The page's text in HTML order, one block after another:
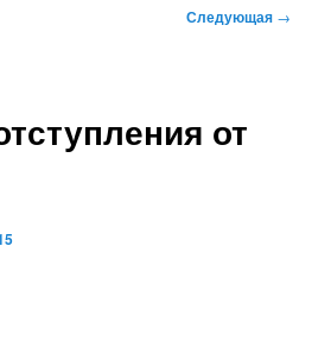
Следующая →
от